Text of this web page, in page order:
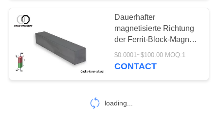
Dauerhafter
magnetisierte Richtung
der Ferrit-Block-Magnet-
Y30 C8 Radialstrahl
$0.0001~$100.00 MOQ:1
CONTACT
loading...